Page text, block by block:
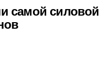
самой силовой